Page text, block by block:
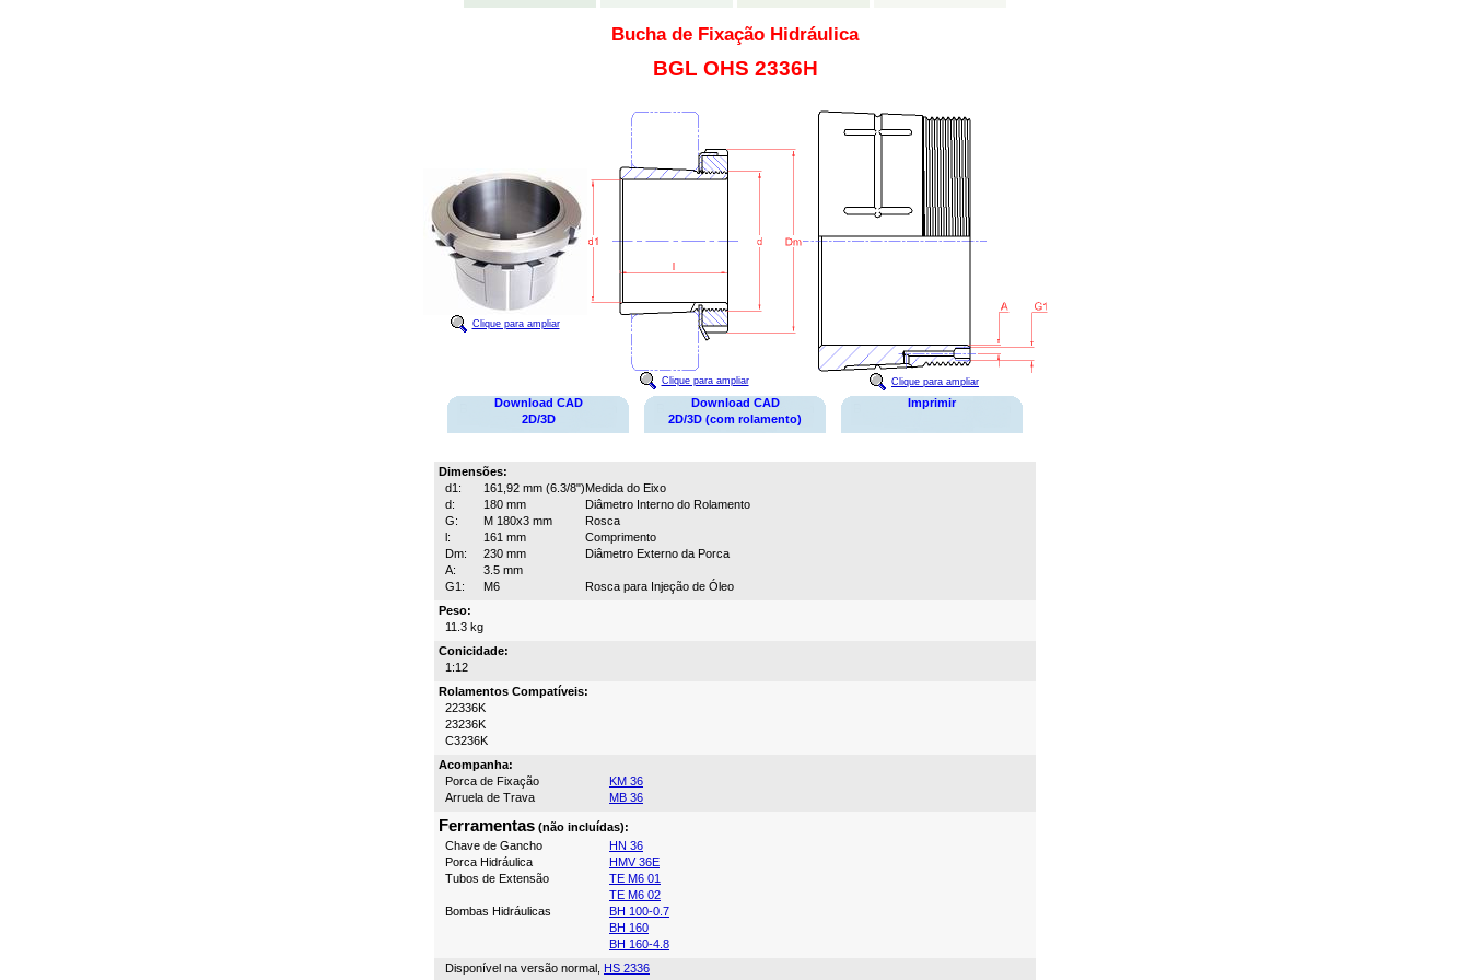
Bucha de Fixação Hidráulica
BGL OHS 2336H
Clique para ampliar
Clique para ampliar Clique para ampliar
Download CAD
2D/3D
Download CAD
2D/3D (com rolamento)
Imprimir
Dimensões:
d1:
161,92 mm (6.3/8")Medida do Eixo
d:
180 mm
Diâmetro Interno do Rolamento
G:
M 180x3 mm
Rosca
l:
161 mm
Comprimento
Dm:
230 mm
Diâmetro Externo da Porca
A:
3.5 mm
G1:
M6
Rosca para Injeção de Óleo
Peso:
11.3 kg
Conicidade:
1:12
Rolamentos Compatíveis:
22336K
23236K
C3236K
Acompanha:
Porca de Fixação
KM 36
Arruela de Trava
MB 36
Ferramentas (não incluídas):
Chave de Gancho
HN 36
Porca Hidráulica
HMV 36E
Tubos de Extensão
TE M6 01
TE M6 02
Bombas Hidráulicas
BH 100-0.7
BH 160
BH 160-4.8
Disponível na versão normal, HS 2336